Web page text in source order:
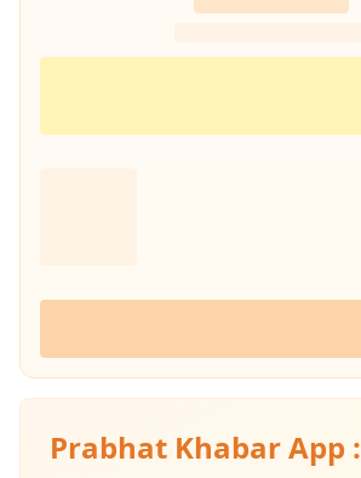
Prabhat Khabar App :